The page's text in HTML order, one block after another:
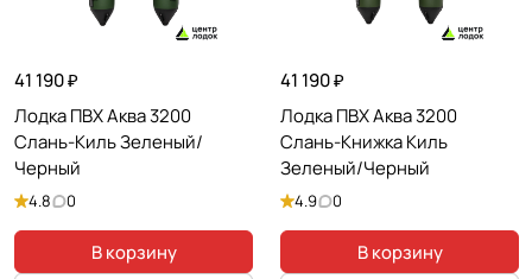
41 190 ₽
Лодка ПВХ Аква 3200
Слань-Киль Зеленый/
Черный
4.8 0
В корзину
41 190 ₽
Лодка ПВХ Аква 3200
Слань-Книжка Киль
Зеленый/Черный
4.9 0
В корзину